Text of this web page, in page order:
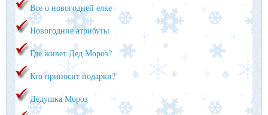
Все о новогодней елке
Новогодние атрибуты
Где живет Дед Мороз?
Кто приносит подарки?
Дедушка Мороз